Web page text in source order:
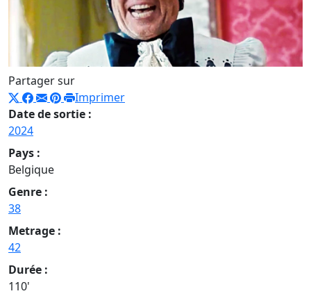
Partager sur
Imprimer
Date de sortie :
2024
Pays :
Belgique
Genre :
38
Metrage :
42
Durée :
110'